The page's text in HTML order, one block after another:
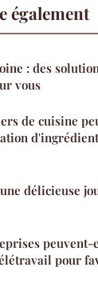
également
: des
vous
de cuisine
délicieuse
pour